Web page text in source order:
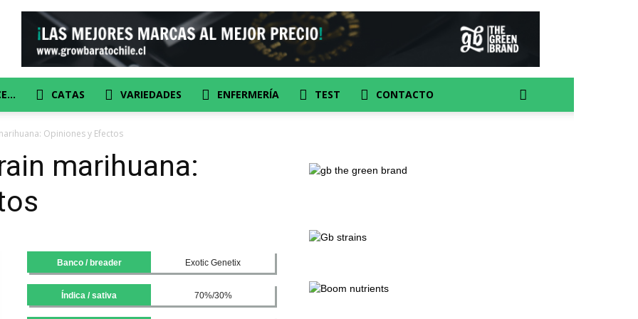
CATAS VARIEDADES ENFERMERÍA TEST CONTACTO
Opiniones y Efectos
marihuana:
Banco / breader Exotic Genetix
Índica / sativa 70%/30%